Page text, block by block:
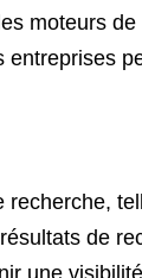
moteurs
de
une